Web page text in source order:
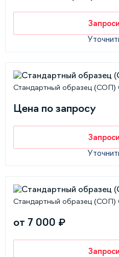
Стандартный образец (СОП)
Цена по запросу
Стандартный образец (СОП)
от 7 000 ₽